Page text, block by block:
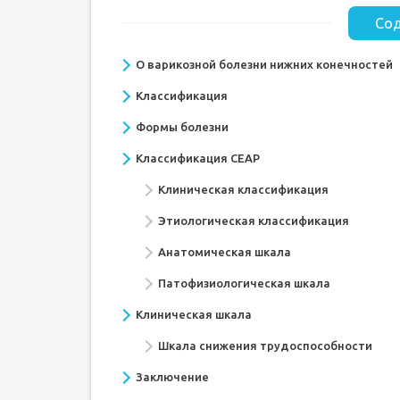
О варикозной болезни нижних конечностей
Классификация
Формы болезни
Классификация СЕАР
Клиническая классификация
Этиологическая классификация
Анатомическая шкала
Патофизиологическая шкала
Клиническая шкала
Шкала снижения трудоспособности
Заключение